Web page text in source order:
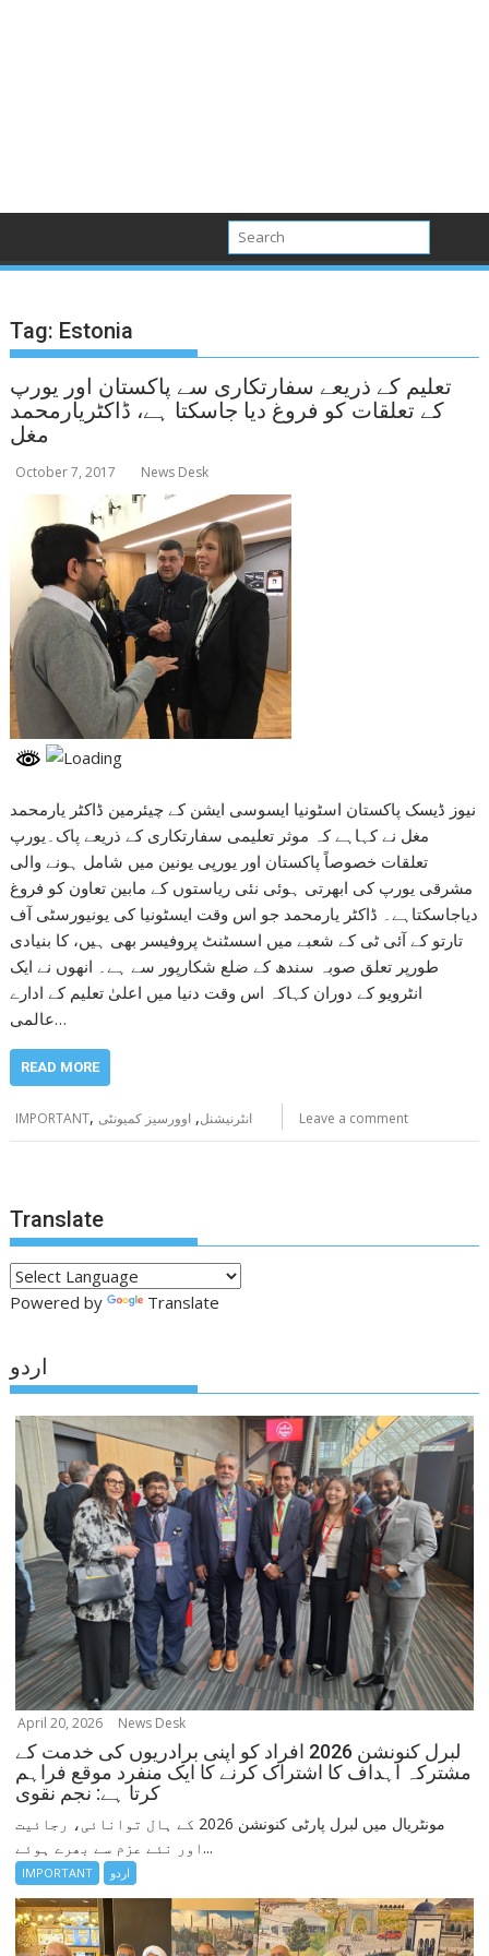
Tag: Estonia
تعلیم کے ذریعے سفارتکاری سے پاکستان اور یورپ
کے تعلقات کو فروغ دیا جاسکتا ہے، ڈاکٹریارمحمد
مغل
October 7, 2017 News Desk
نیوز ڈیسک پاکستان اسٹونیا ایسوسی ایشن کے چیئرمین ڈاکٹر یارمحمد
مغل نے کہاہے کہ موثر تعلیمی سفارتکاری کے ذریعے پاک۔یورپ
تعلقات خصوصاً پاکستان اور یورپی یونین میں شامل ہونے والی
مشرقی یورپ کی ابھرتی ہوئی نئی ریاستوں کے مابین تعاون کو فروغ
دیاجاسکتاہے۔ ڈاکٹر یارمحمد جو اس وقت ایسٹونیا کی یونیورسٹی آف
تارتو کے آئی ٹی کے شعبے میں اسسٹنٹ پروفیسر بھی ہیں، کا بنیادی
طورپر تعلق صوبہ سندھ کے ضلع شکارپور سے ہے۔ انھوں نے ایک
انٹرویو کے دوران کہاکہ اس وقت دنیا میں اعلیٰ تعلیم کے ادارے
عالمی…
READ MORE
IMPORTANT, انٹرنیشنل, اوورسیز کمیونٹی Leave a comment
Translate
Powered by Translate
اردو
April 20, 2026 News Desk
لبرل کنونشن 2026 افراد کو اپنی برادریوں کی خدمت کے
مشترکہ اہداف کا اشتراک کرنے کا ایک منفرد موقع فراہم
کرتا ہے: نجم نقوی
مونٹریال میں لبرل پارٹی کنونشن 2026 کے ہال توانائی، رجائیت
اور نئے عزم سے بھرے ہوئے...
IMPORTANT اردو